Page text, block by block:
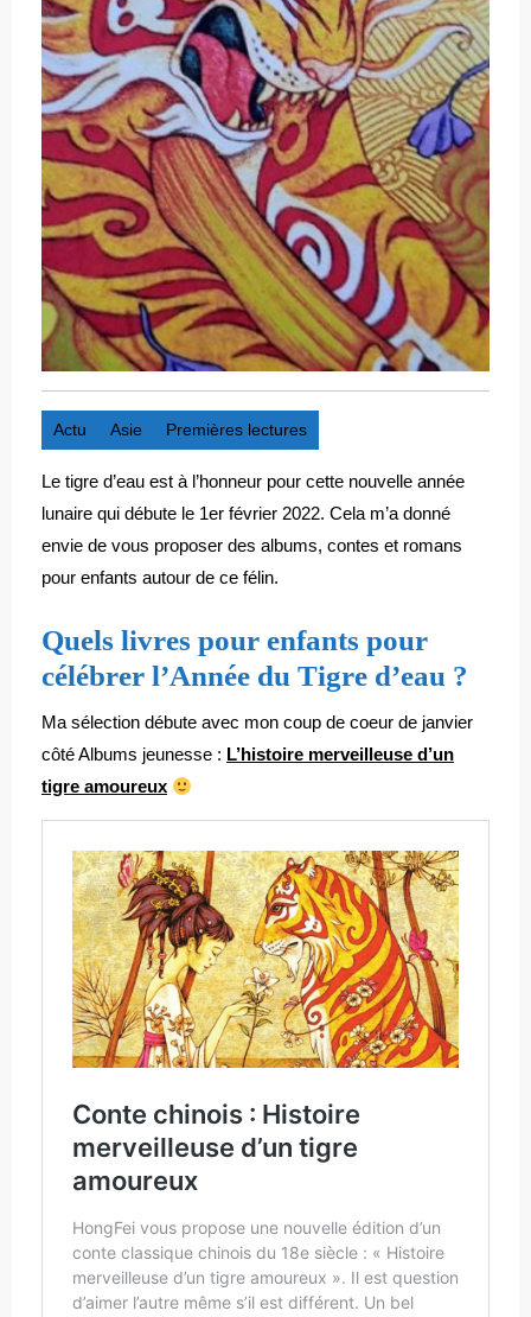
Actu Asie Premières lectures
Le tigre d’eau est à l’honneur pour cette nouvelle année
lunaire qui débute le 1er février 2022. Cela m’a donné
envie de vous proposer des albums, contes et romans
pour enfants autour de ce félin.
Quels livres pour enfants pour
célébrer l’Année du Tigre d’eau ?
Ma sélection débute avec mon coup de coeur de janvier
côté Albums jeunesse : L’histoire merveilleuse d’un
tigre amoureux